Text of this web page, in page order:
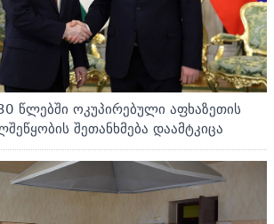
წლებში ოკუპირებული აფხაზეთის
შეთანხმება დაამტკიცა